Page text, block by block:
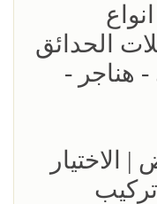
انواع
الحدائق
هناجر -
الاختيار
| 0535553929 | تركيب